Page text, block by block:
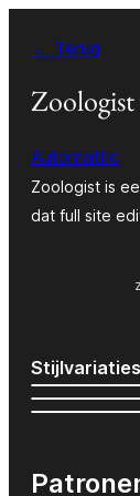
naar← Terug
Zoologist
Automattic
Zoologist is
dat full site
Stijlvariaties